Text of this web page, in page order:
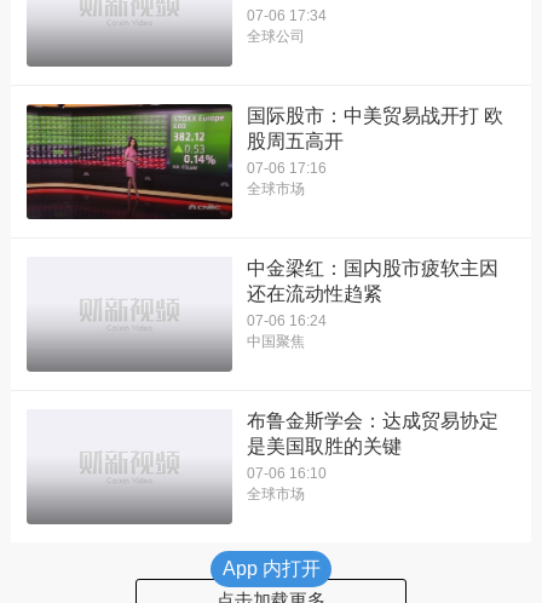
07-06 17:34
全球公司
国际股市：中美贸易战开打 欧
股周五高开
07-06 17:16
全球市场
中金梁红：国内股市疲软主因
还在流动性趋紧
07-06 16:24
中国聚焦
布鲁金斯学会：达成贸易协定
是美国取胜的关键
07-06 16:10
全球市场
App 内打开